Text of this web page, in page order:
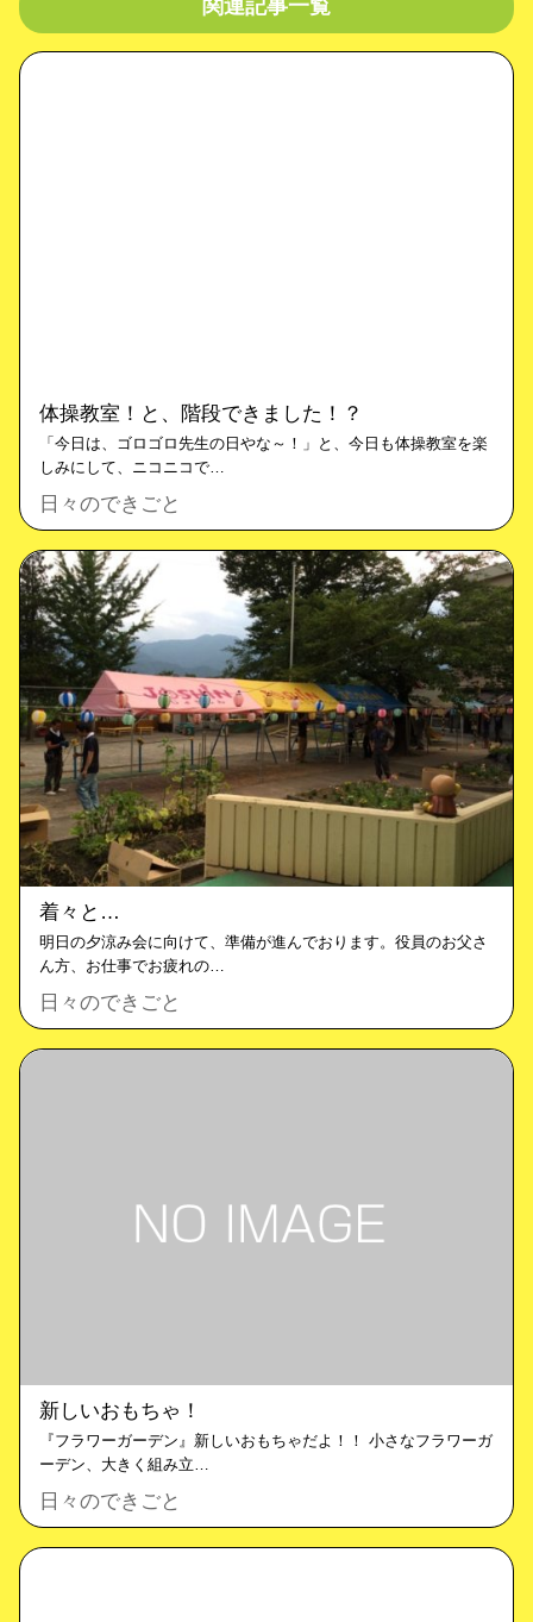
関連記事一覧
体操教室！と、階段できました！？
「今日は、ゴロゴロ先生の日やな～！」と、今日も体操教室を楽
しみにして、ニコニコで…
日々のできごと
着々と…
明日の夕涼み会に向けて、準備が進んでおります。役員のお父さ
ん方、お仕事でお疲れの…
日々のできごと
新しいおもちゃ！
『フラワーガーデン』新しいおもちゃだよ！！ 小さなフラワーガ
ーデン、大きく組み立…
日々のできごと